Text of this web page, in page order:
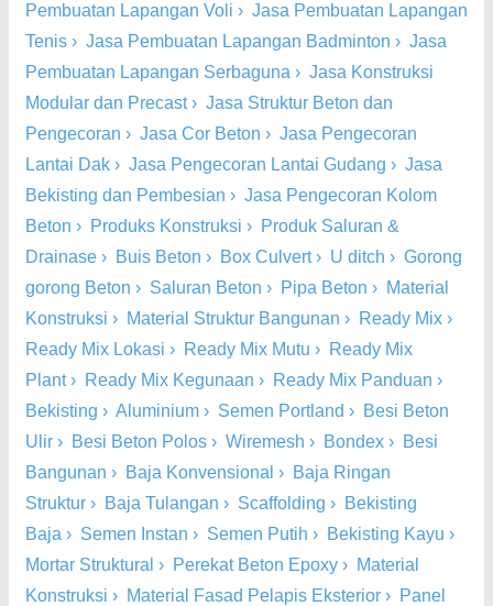
Pembuatan Lapangan Voli › Jasa Pembuatan Lapangan
Tenis › Jasa Pembuatan Lapangan Badminton › Jasa
Pembuatan Lapangan Serbaguna › Jasa Konstruksi
Modular dan Precast› Jasa Struktur Beton dan
Pengecoran › Jasa Cor Beton › Jasa Pengecoran
Lantai Dak › Jasa Pengecoran Lantai Gudang › Jasa
Bekisting dan Pembesian › Jasa Pengecoran Kolom
Beton › Produks Konstruksi › Produk Saluran &
Drainase › Buis Beton › Box Culvert› U ditch › Gorong
gorong Beton › Saluran Beton › Pipa Beton › Material
Konstruksi › Material Struktur Bangunan › Ready Mix ›
Ready Mix Lokasi › Ready Mix Mutu › Ready Mix
Plant› Ready Mix Kegunaan › Ready Mix Panduan ›
Bekisting › Aluminium › Semen Portland › Besi Beton
Ulir › Besi Beton Polos › Wiremesh › Bondex › Besi
Bangunan › Baja Konvensional › Baja Ringan
Struktur › Baja Tulangan › Scaffolding › Bekisting
Baja › Semen Instan › Semen Putih › Bekisting Kayu ›
Mortar Struktural › Perekat Beton Epoxy › Material
Konstruksi › Material Fasad Pelapis Eksterior › Panel